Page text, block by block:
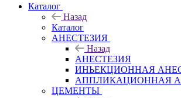
Каталог
Назад
Каталог
АНЕСТЕЗИЯ
Назад
АНЕСТЕЗИЯ
ИНЬЕКЦИОННАЯ
АППЛИКАЦИОННАЯ
ЦЕМЕНТЫ